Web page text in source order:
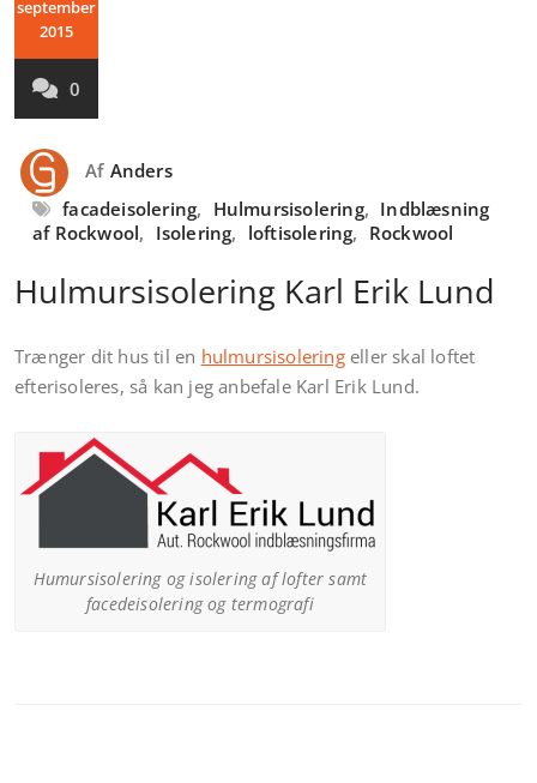
september
2015
0
Af Anders
facadeisolering, Hulmursisolering, Indblæsning
af Rockwool, Isolering, loftisolering, Rockwool
Hulmursisolering Karl Erik Lund
Trænger dit hus til en hulmursisoleringeller skal loftet
efterisoleres, så kan jeg anbefale Karl Erik Lund.
Humursisolering og isolering af lofter samt
facedeisolering og termografi